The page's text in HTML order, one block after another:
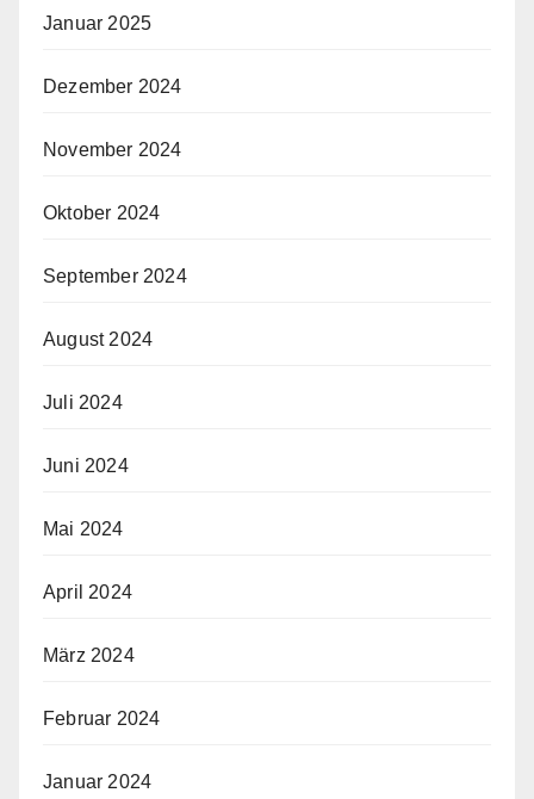
Januar 2025
Dezember 2024
November 2024
Oktober 2024
September 2024
August 2024
Juli 2024
Juni 2024
Mai 2024
April 2024
März 2024
Februar 2024
Januar 2024